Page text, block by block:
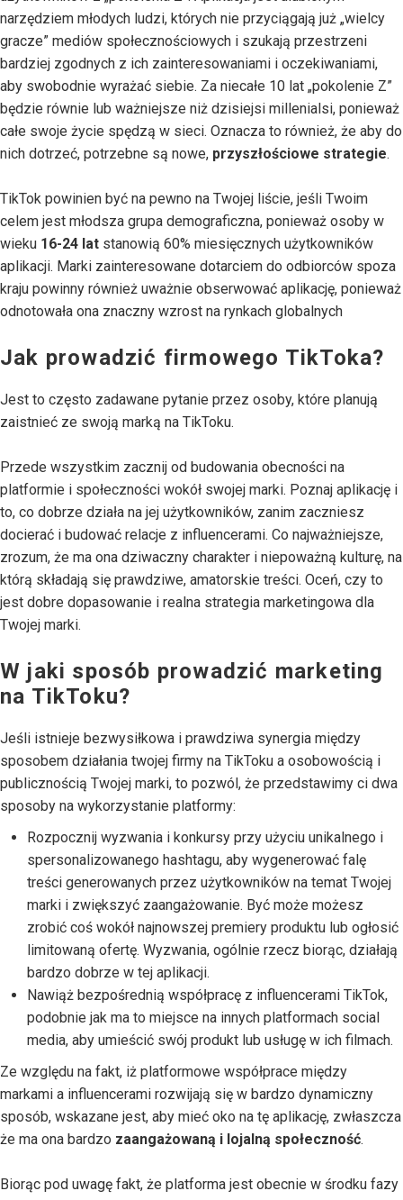
narzędziem młodych ludzi, których nie przyciągają już „wielcy
gracze” mediów społecznościowych i szukają przestrzeni
bardziej zgodnych z ich zainteresowaniami i oczekiwaniami,
aby swobodnie wyrażać siebie. Za niecałe 10 lat „pokolenie Z”
będzie równie lub ważniejsze niż dzisiejsi millenialsi, ponieważ
całe swoje życie spędzą w sieci. Oznacza to również, że aby do
nich dotrzeć, potrzebne są nowe, przyszłościowe strategie.
TikTok powinien być na pewno na Twojej liście, jeśli Twoim
celem jest młodsza grupa demograficzna, ponieważ osoby w
wieku 16-24 lat stanowią 60% miesięcznych użytkowników
aplikacji. Marki zainteresowane dotarciem do odbiorców spoza
kraju powinny również uważnie obserwować aplikację, ponieważ
odnotowała ona znaczny wzrost na rynkach globalnych
Jak prowadzić firmowego TikToka?
Jest to często zadawane pytanie przez osoby, które planują
zaistnieć ze swoją marką na TikToku.
Przede wszystkim zacznij od budowania obecności na
platformie i społeczności wokół swojej marki. Poznaj aplikację i
to, co dobrze działa na jej użytkowników, zanim zaczniesz
docierać i budować relacje z influencerami. Co najważniejsze,
zrozum, że ma ona dziwaczny charakter i niepoważną kulturę, na
którą składają się prawdziwe, amatorskie treści. Oceń, czy to
jest dobre dopasowanie i realna strategia marketingowa dla
Twojej marki.
W jaki sposób prowadzić marketing
na TikToku?
Jeśli istnieje bezwysiłkowa i prawdziwa synergia między
sposobem działania twojej firmy na TikToku a osobowością i
publicznością Twojej marki, to pozwól, że przedstawimy ci dwa
sposoby na wykorzystanie platformy:
Rozpocznij wyzwania i konkursy przy użyciu unikalnego i
spersonalizowanego hashtagu, aby wygenerować falę
treści generowanych przez użytkowników na temat Twojej
marki i zwiększyć zaangażowanie. Być może możesz
zrobić coś wokół najnowszej premiery produktu lub ogłosić
limitowaną ofertę. Wyzwania, ogólnie rzecz biorąc, działają
bardzo dobrze w tej aplikacji.
Nawiąż bezpośrednią współpracę z influencerami TikTok,
podobnie jak ma to miejsce na innych platformach social
media, aby umieścić swój produkt lub usługę w ich filmach.
Ze względu na fakt, iż platformowe współprace między
markami a influencerami rozwijają się w bardzo dynamiczny
sposób, wskazane jest, aby mieć oko na tę aplikację, zwłaszcza
że ma ona bardzo zaangażowaną i lojalną społeczność.
Biorąc pod uwagę fakt, że platforma jest obecnie w środku fazy